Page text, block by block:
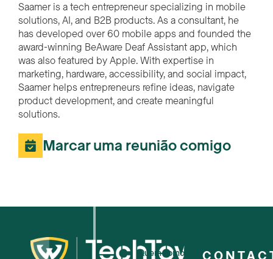
Saamer is a tech entrepreneur specializing in mobile
solutions, AI, and B2B products. As a consultant, he
has developed over 60 mobile apps and founded the
award-winning BeAware Deaf Assistant app, which
was also featured by Apple. With expertise in
marketing, hardware, accessibility, and social impact,
Saamer helps entrepreneurs refine ideas, navigate
product development, and create meaningful
solutions.
Marcar uma reunião comigo
Quem somos